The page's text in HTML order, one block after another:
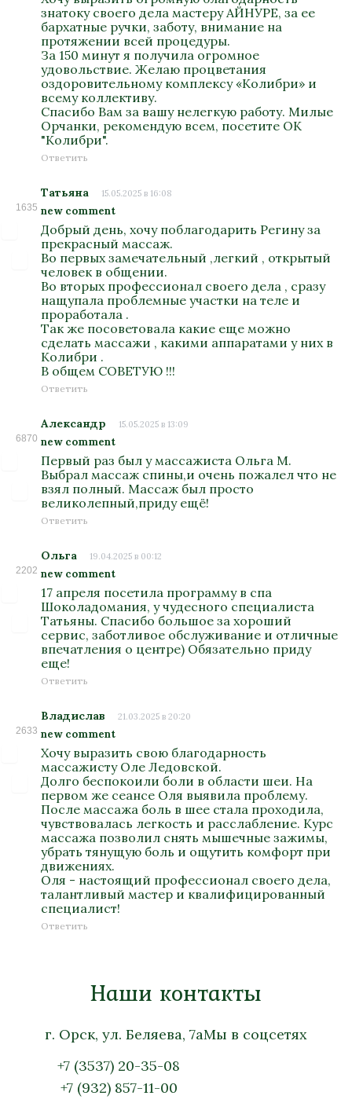
знатоку своего дела мастеру АЙНУРЕ, за ее
бархатные ручки, заботу, внимание на
протяжении всей процедуры.
За 150 минут я получила огромное
удовольствие. Желаю процветания
оздоровительному комплексу «Колибри» и
всему коллективу.
Спасибо Вам за вашу нелегкую работу. Милые
Орчанки, рекомендую всем, посетите ОК
"Колибри".
Ответить
1635
Татьяна 15.05.2025 в 16:08
new comment
Добрый день, хочу поблагодарить Регину за
прекрасный массаж.
Во первых замечательный ,легкий , открытый
человек в общении.
Во вторых профессионал своего дела , сразу
нащупала проблемные участки на теле и
проработала .
Так же посоветовала какие еще можно
сделать массажи , какими аппаратами у них в
Колибри .
В общем СОВЕТУЮ !!!
Ответить
6870
Александр 15.05.2025 в 13:09
new comment
Первый раз был у массажиста Ольга М.
Выбрал массаж спины,и очень пожалел что не
взял полный. Массаж был просто
великолепный,приду ещё!
Ответить
2202
Ольга 19.04.2025 в 00:12
new comment
17 апреля посетила программу в спа
Шоколадомания, у чудесного специалиста
Татьяны. Спасибо большое за хороший
сервис, заботливое обслуживание и отличные
впечатления о центре) Обязательно приду
еще!
Ответить
2633
Владислав 21.03.2025 в 20:20
new comment
Хочу выразить свою благодарность
массажисту Оле Ледовской.
Долго беспокоили боли в области шеи. На
первом же сеансе Оля выявила проблему.
После массажа боль в шее стала проходила,
чувствовалась легкость и расслабление. Курс
массажа позволил снять мышечные зажимы,
убрать тянущую боль и ощутить комфорт при
движениях.
Оля - настоящий профессионал своего дела,
талантливый мастер и квалифицированный
специалист!
Ответить
Наши контакты
г. Орск, ул. Беляева, 7а
+7 (3537) 20-35-08
+7 (932) 857-11-00
Мы в соцсетях